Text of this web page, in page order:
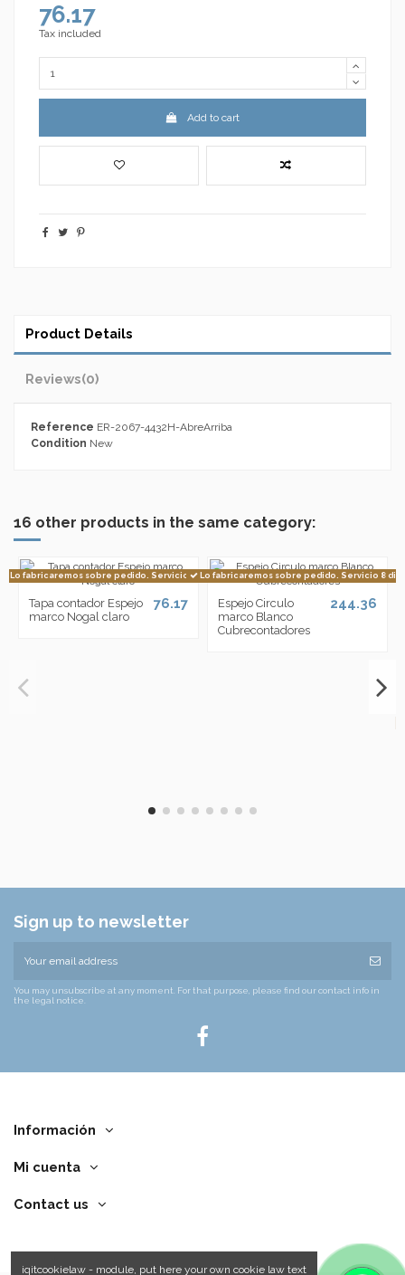
76.17
Tax included
Add to cart
Product Details
Reviews(0)
Reference ER-2067-4432H-AbreArriba
Condition New
16 other products in the same category:
Lo fabricaremos sobre pedido. Servicio 8 dias
Tapa contador Espejo
marco Nogal claro
76.17
Lo fabricaremos sobre pedido. Servicio 8 dias
Espejo Circulo
marco Blanco
Cubrecontadores
244.36
Sign up to newsletter
You may unsubscribe at any moment. For that purpose, please find our contact info in
the legal notice.
Información
Mi cuenta
Contact us
iqitcookielaw - module, put here your own cookie law text